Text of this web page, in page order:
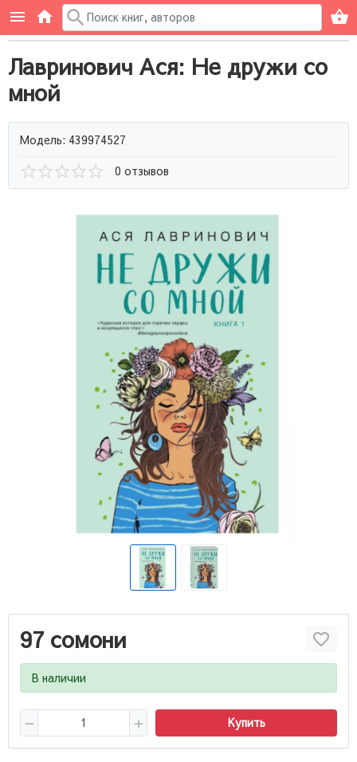
Лавринович Ася: Не дружи со
мной
Модель: 439974527
0 отзывов
97 сомони
В наличии
Купить